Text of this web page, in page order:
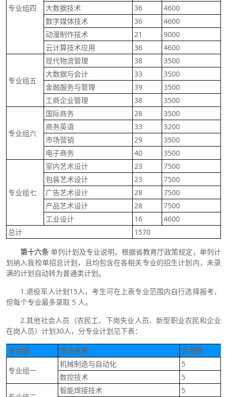
专业组四
大数据技术
36
4600
数字媒体技术
36
4600
动漫制作技术
21
9000
云计算技术应用
36 4600
专业组五
现代物流管理 38
3500
大数据与会计
33
3500
金融服务与管理
39
3500
工商企业管理
38 3500
专业组六
国际商务 28
3500
商务英语
33
3200
市场营销
29
3500
电子商务
40 3500
专业组七
室内艺术设计 23
7500
包装艺术设计
23
7500
广告艺术设计
28
7500
产品艺术设计
28
7500
工业设计
16
4600
总计
1570
第十六条 单列计划及专业说明。根据省教育厅政策规定，单列计
划纳入我校单招总计划，且均包含在各相关专业的招生计划内，未录
满的计划自动转为普通类计划。
1.退役军人计划15人，考生可在上表专业范围内自行选择报考，
但每个专业最多录取 5 人。
2.其他社会人员（农民工、下岗失业人员、新型职业农民和企业
在岗人员）计划30人，分专业计划见下表：
专业组 专业名称 计划数
专业组一
机械制造与自动化
5
数控技术
5
智能焊接技术
5